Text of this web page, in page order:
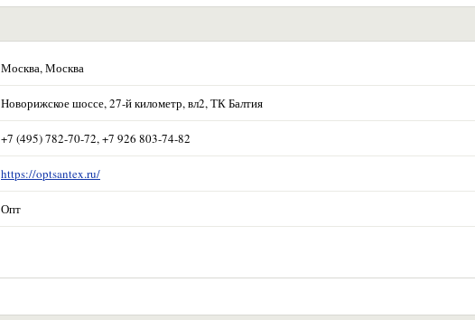
Москва, Москва
Новорижское шоссе, 27-й километр, вл2, ТК Балтия
+7 (495) 782-70-72, +7 926 803-74-82
https://optsantex.ru/
Опт